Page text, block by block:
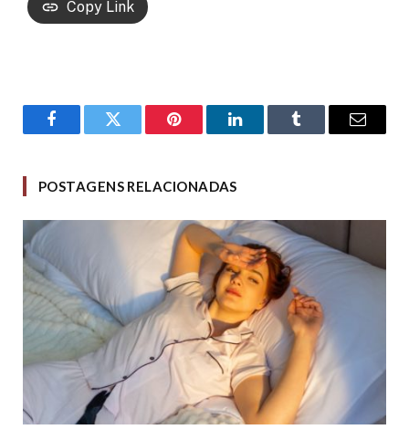
Copy Link
FacebookTwitter Pinterest LinkedInTumblr Email
POSTAGENS RELACIONADAS